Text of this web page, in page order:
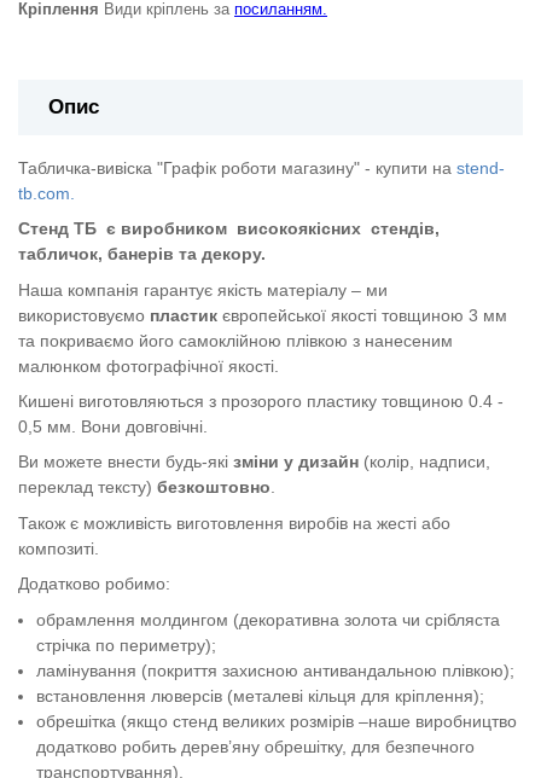
Кріплення Види кріплень за посиланням.
Опис
Табличка-вивіска "Графік роботи магазину" - купити на stend-
tb.com.
Стенд ТБ є виробником високоякісних стендів,
табличок, банерів та декору.
Наша компанія гарантує якість матеріалу – ми
використовуємо пластик європейської якості товщиною 3 мм
та покриваємо його самоклійною плівкою з нанесеним
малюнком фотографічної якості.
Кишені виготовляються з прозорого пластику товщиною 0.4 -
0,5 мм. Вони довговічні.
Ви можете внести будь-які зміни у дизайн (колір, надписи,
переклад тексту) безкоштовно.
Також є можливість виготовлення виробів на жесті або
композиті.
Додатково робимо:
обрамлення молдингом (декоративна золота чи срібляста
стрічка по периметру);
ламінування (покриття захисною антивандальною плівкою);
встановлення люверсів (металеві кільця для кріплення);
обрешітка (якщо стенд великих розмірів –наше виробництво
додатково робить дерев’яну обрешітку, для безпечного
транспортування).